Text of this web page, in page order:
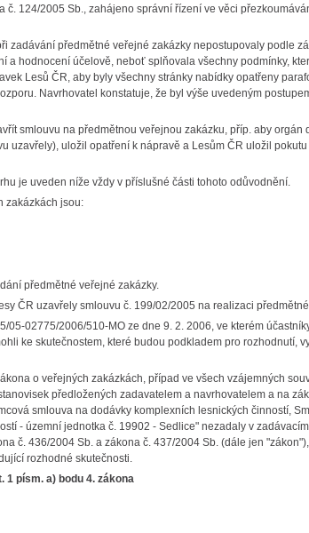
124/2005 Sb., zahájeno správní řízení ve věci
zadávání předmětné veřejné zakázky nepostupovaly podle
hodnocení účelově, neboť splňovala všechny podmínky,
Lesů ČR, aby byly všechny stránky nabídky opatřeny
Navrhovatel konstatuje, že byl výše uvedeným
smlouvu na předmětnou veřejnou zakázku, příp. aby orgán
uzavřely), uložil opatření k nápravě a Lesům ČR uložil
je uveden níže vždy v příslušné části tohoto odůvodnění.
zakázkách jsou:
předmětné veřejné zakázky.
ČR uzavřely smlouvu č. 199/02/2005 na realizaci
02775/2006/510-MO ze dne 9. 2. 2006, ve kterém
ke skutečnostem, které budou podkladem pro rozhodnutí,
o veřejných zakázkách, případ ve všech vzájemných
předložených zadavatelem a navrhovatelem a na
smlouva na dodávky komplexních lesnických činností,
- územní jednotka č. 19902 - Sedlice" nezadaly v
č. 436/2004 Sb. a zákona č. 437/2004 Sb. (dále jen
rozhodné skutečnosti.
1 písm. a) bodu 4. zákona